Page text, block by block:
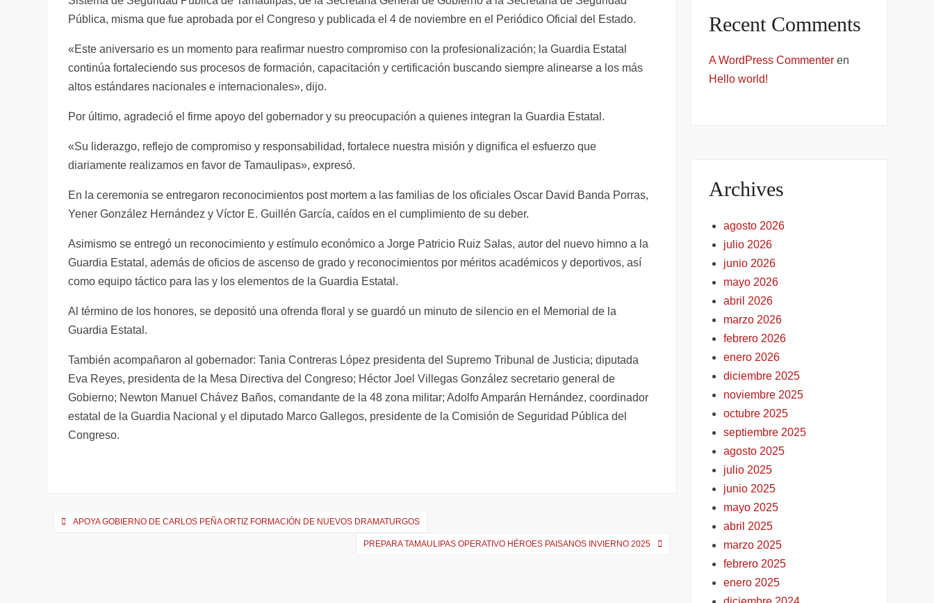
Pública, misma que fue aprobada por el Congreso y publicada el 4 de noviembre en el Periódico Oficial del Estado.
«Este aniversario es un momento para reafirmar nuestro compromiso con la profesionalización; la Guardia Estatal
continúa fortaleciendo sus procesos de formación, capacitación y certificación buscando siempre alinearse a los más
altos estándares nacionales e internacionales», dijo.
Por último, agradeció el firme apoyo del gobernador y su preocupación a quienes integran la Guardia Estatal.
«Su liderazgo, reflejo de compromiso y responsabilidad, fortalece nuestra misión y dignifica el esfuerzo que
diariamente realizamos en favor de Tamaulipas», expresó.
En la ceremonia se entregaron reconocimientos post mortem a las familias de los oficiales Oscar David Banda Porras,
Yener González Hernández y Víctor E. Guillén García, caídos en el cumplimiento de su deber.
Asimismo se entregó un reconocimiento y estímulo económico a Jorge Patricio Ruiz Salas, autor del nuevo himno a la
Guardia Estatal, además de oficios de ascenso de grado y reconocimientos por méritos académicos y deportivos, así
como equipo táctico para las y los elementos de la Guardia Estatal.
Al término de los honores, se depositó una ofrenda floral y se guardó un minuto de silencio en el Memorial de la
Guardia Estatal.
También acompañaron al gobernador: Tania Contreras López presidenta del Supremo Tribunal de Justicia; diputada
Eva Reyes, presidenta de la Mesa Directiva del Congreso; Héctor Joel Villegas González secretario general de
Gobierno; Newton Manuel Chávez Baños, comandante de la 48 zona militar; Adolfo Amparán Hernández, coordinador
estatal de la Guardia Nacional y el diputado Marco Gallegos, presidente de la Comisión de Seguridad Pública del
Congreso.
Navegación
APOYA GOBIERNO DE CARLOS PEÑA ORTIZ FORMACIÓN DE NUEVOS DRAMATURGOS
PREPARA TAMAULIPAS OPERATIVO HÉROES PAISANOS INVIERNO 2025
Recent Comments
A WordPress Commenter en
Hello world!
Archives
agosto 2026
julio 2026
junio 2026
mayo 2026
abril 2026
marzo 2026
febrero 2026
enero 2026
diciembre 2025
noviembre 2025
octubre 2025
septiembre 2025
agosto 2025
julio 2025
junio 2025
mayo 2025
abril 2025
marzo 2025
febrero 2025
enero 2025